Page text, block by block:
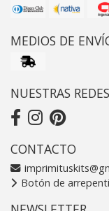
MEDIOS DE
NUESTRAS
CONTACTO
Botón de